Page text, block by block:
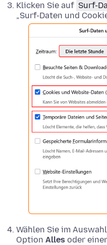
Klicken Sie auf Surf-
„Surf-Daten und
Wählen Sie im
Option Alles oder